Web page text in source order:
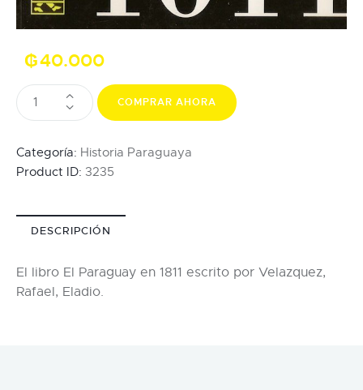
₲40.000
COMPRAR AHORA
Categoría: Historia Paraguaya
Product ID: 3235
DESCRIPCIÓN
El libro El Paraguay en 1811 escrito por Velazquez,
Rafael, Eladio.